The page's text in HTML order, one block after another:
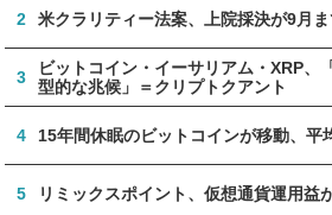
2 米クラリティー法案、上院採決が9月
3
ビットコイン・イーサリアム・XRP、
型的な兆候」＝クリプトクアント
4 15年間休眠のビットコインが移動、平
5 リミックスポイント、仮想通貨運用益